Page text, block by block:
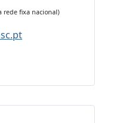
rede fixa nacional)